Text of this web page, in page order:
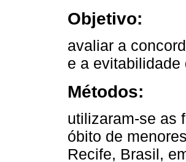
Objetivo:
avaliar a
e a
Métodos:
utilizaram-se as
óbito de
Recife, Brasil,